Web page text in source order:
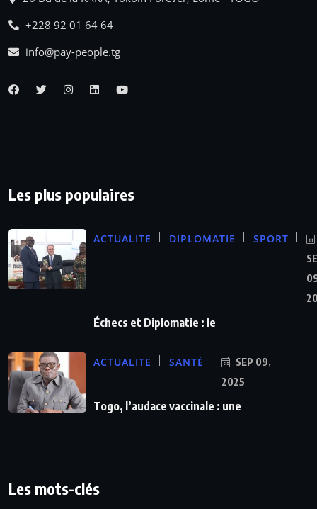
+228 92 01 64 64
info@pay-people.tg
Les plus populaires
ACTUALITE DIPLOMATIE SPORT
Échecs et Diplomatie : le
ACTUALITE SANTÉ
SEP 09,
2025
Togo, l’audace vaccinale : une
Les mots-clés